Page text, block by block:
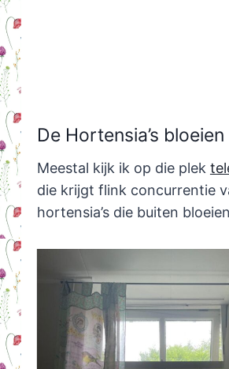
De Hortensia’s bloeien
Meestal kijk ik op die plek
die krijgt flink concurrentie
hortensia’s die buiten